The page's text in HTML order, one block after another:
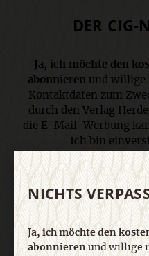
DER CIG-
Ja, ich möchte den
abonnierenund willige
Kontaktdaten zum
durch den Verlag
die E-Mail-Werbung
Ich bin
Newsletter und E-
ausgewertet wird, um
Interessen
Newsletter oder E-
jederzeit
Informationen
NICHTS
Ja, ich möchte den
abonnierenund willige